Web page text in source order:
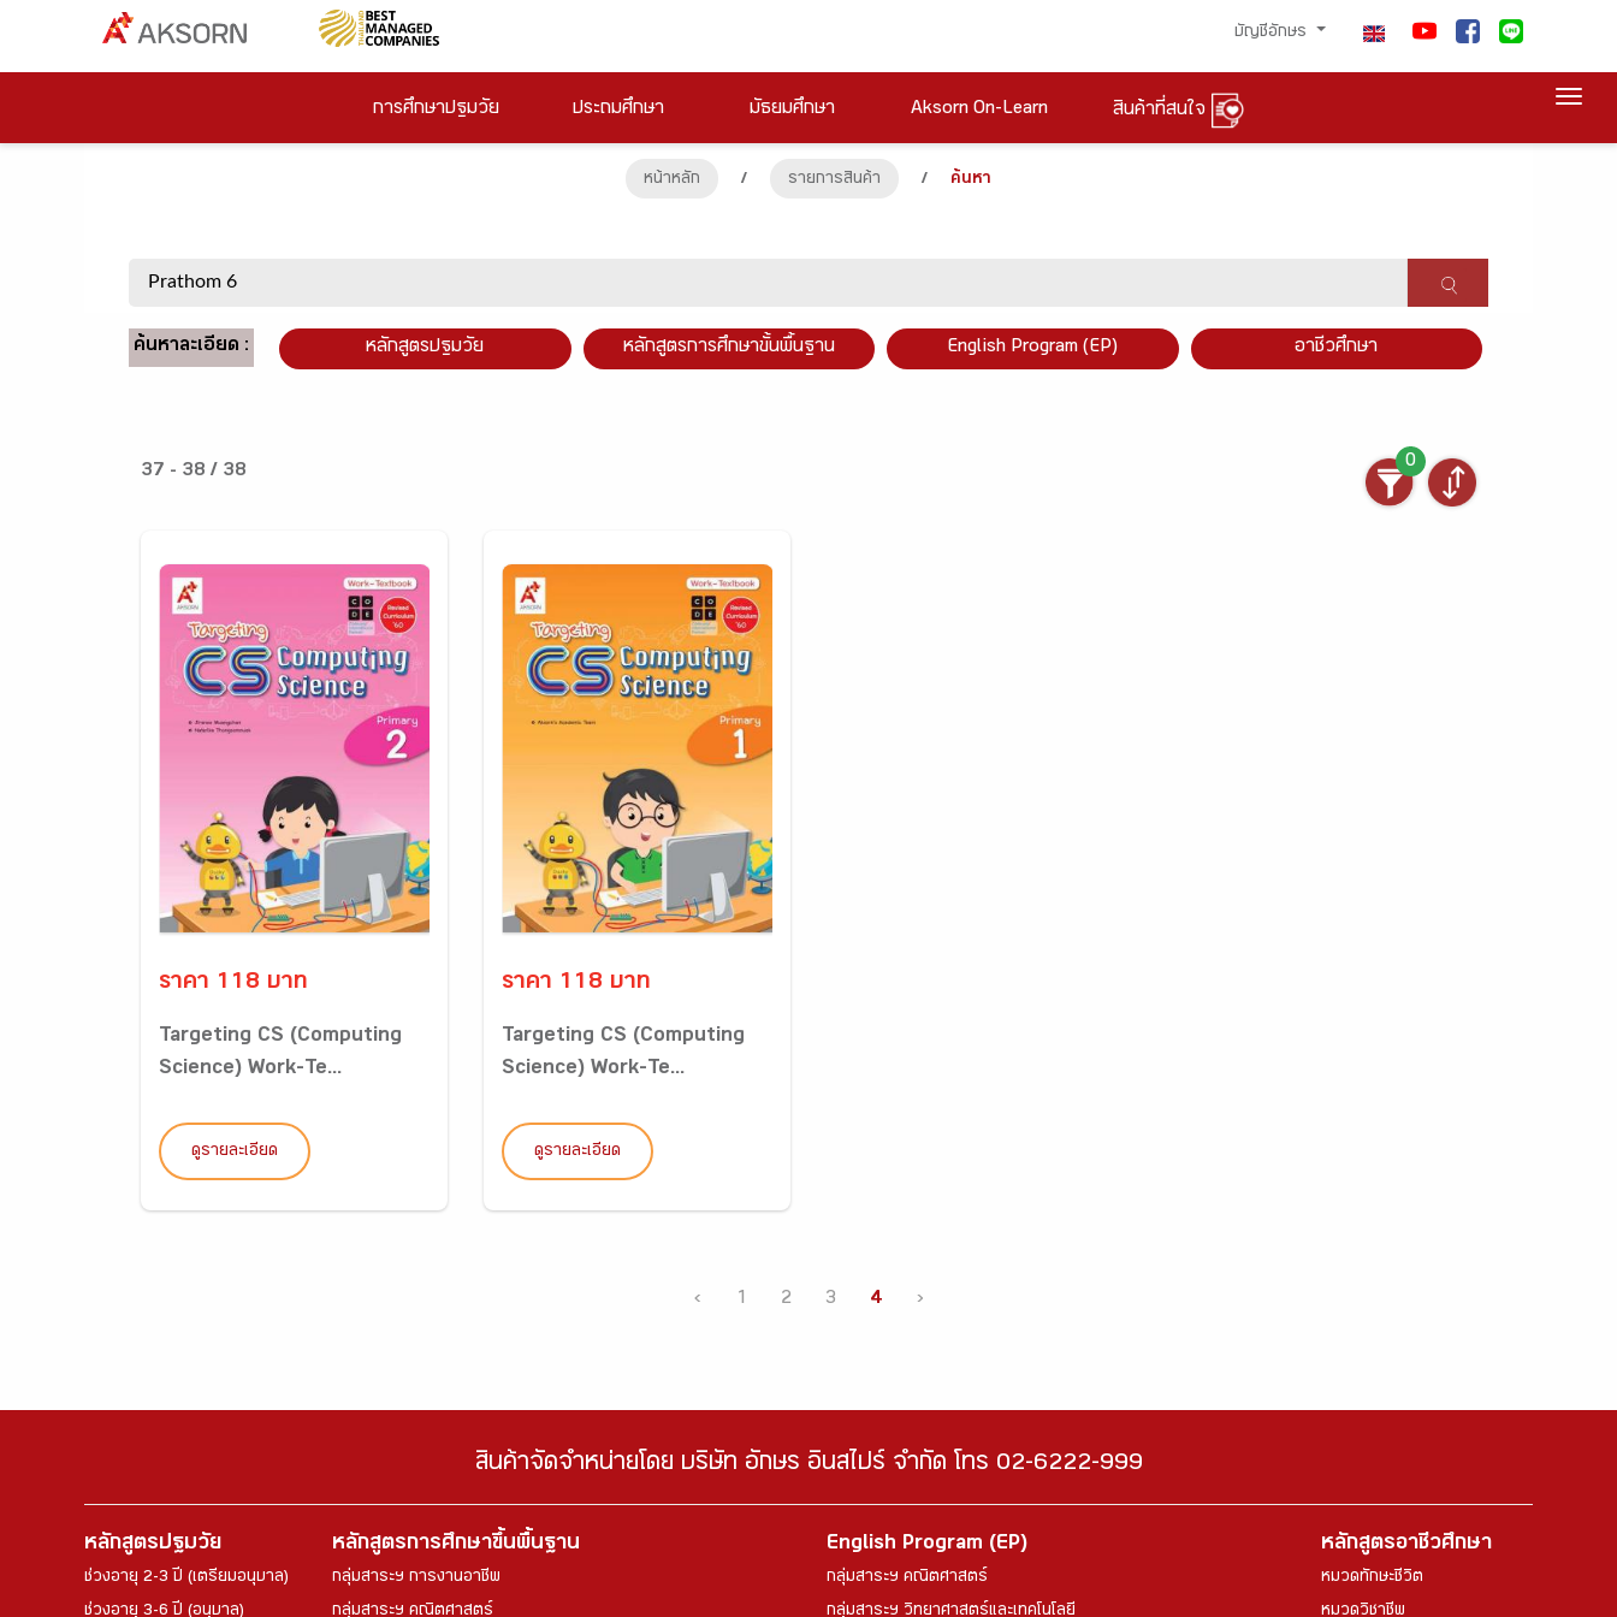
บัญชีอักษร
การศึกษาปฐมวัย ประถมศึกษา มัธยมศึกษา Aksorn On-Learn สินค้าที่สนใจ
หน้าหลัก / รายการสินค้า / ค้นหา
ค้นหาละเอียด : หลักสูตรปฐมวัย หลักสูตรการศึกษาขั้นพื้นฐาน English Program (EP) อาชีวศึกษา
37 - 38 / 38
0
ราคา 118 บาท
Targeting CS (Computing
Science) Work-Te...
ดูรายละเอียด
ราคา 118 บาท
Targeting CS (Computing
Science) Work-Te...
ดูรายละเอียด
‹ 1 2 3 4 ›
สินค้าจัดจำหน่ายโดย บริษัท อักษร อินสไปร์ จำกัด โทร 02-6222-999
หลักสูตรปฐมวัย
ช่วงอายุ 2-3 ปี (เตรียมอนุบาล)
ช่วงอายุ 3-6 ปี (อนุบาล)
หลักสูตรการศึกษาขึ้นพื้นฐาน
กลุ่มสาระฯ การงานอาชีพ
กลุ่มสาระฯ คณิตศาสตร์
English Program (EP)
กลุ่มสาระฯ คณิตศาสตร์
กลุ่มสาระฯ วิทยาศาสตร์และเทคโนโลยี
หลักสูตรอาชีวศึกษา
หมวดทักษะชีวิต
หมวดวิชาชีพ